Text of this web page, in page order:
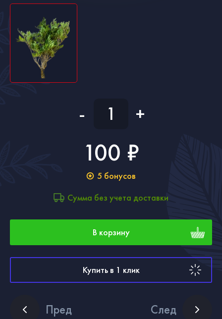
- +
100 ₽
5 бонусов
Сумма без учета доставки
В корзину
Купить в 1 клик
Пред След